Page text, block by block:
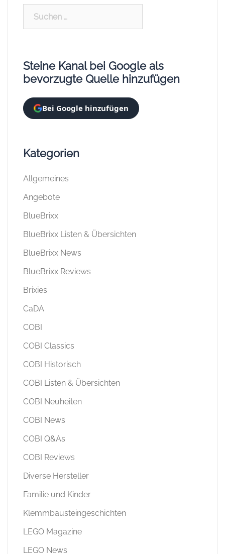
Steine Kanal bei Google als
bevorzugte Quelle hinzufügen
Bei Google hinzufügen
Kategorien
Allgemeines
Angebote
BlueBrixx
BlueBrixx Listen & Übersichten
BlueBrixx News
BlueBrixx Reviews
Brixies
CaDA
COBI
COBI Classics
COBI Historisch
COBI Listen & Übersichten
COBI Neuheiten
COBI News
COBI Q&As
COBI Reviews
Diverse Hersteller
Familie und Kinder
Klemmbausteingeschichten
LEGO Magazine
LEGO News